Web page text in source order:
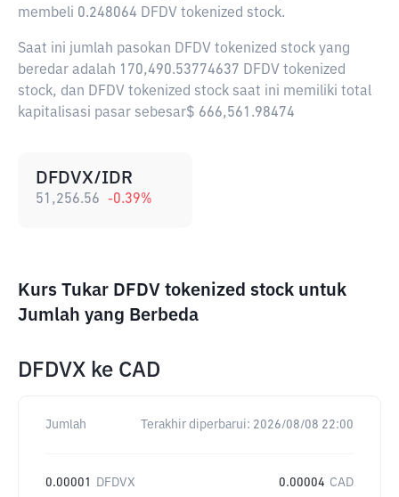
membeli 0.248064 DFDV tokenized stock.
Saat ini jumlah pasokan DFDV tokenized stock yang
beredar adalah 170,490.53774637 DFDV tokenized
stock, dan DFDV tokenized stock saat ini memiliki total
kapitalisasi pasar sebesar$ 666,561.98474
DFDVX/IDR
51,256.56 -0.39%
Kurs Tukar DFDV tokenized stock untuk
Jumlah yang Berbeda
DFDVX ke CAD
Jumlah Terakhir diperbarui: 2026/08/08 22:00
0.00001 DFDVX 0.00004 CAD